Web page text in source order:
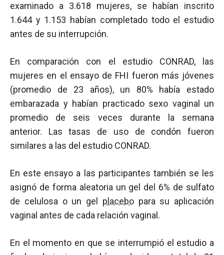
examinado a 3.618 mujeres, se habían inscrito
1.644 y 1.153 habían completado todo el estudio
antes de su interrupción.
En comparación con el estudio CONRAD, las
mujeres en el ensayo de FHI fueron más jóvenes
(promedio de 23 años), un 80% había estado
embarazada y habían practicado sexo vaginal un
promedio de seis veces durante la semana
anterior. Las tasas de uso de condón fueron
similares a las del estudio CONRAD.
En este ensayo a las participantes también se les
asignó de forma aleatoria un gel del 6% de sulfato
de celulosa o un gel placebopara su aplicación
vaginal antes de cada relación vaginal.
En el momento en que se interrumpió el estudio a